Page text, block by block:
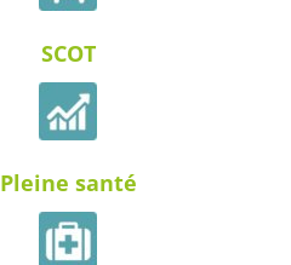
SCOT
Pleine santé